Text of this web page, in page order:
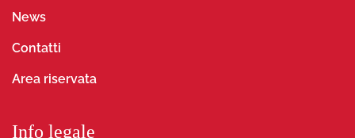
News
Contatti
Area riservata
Info legale